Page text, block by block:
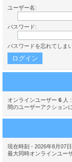
ユーザー名:
パスワード:
パスワードを忘れてしま
オンラインユーザー 6 人
間のユーザーアクション
現在時刻 - 2026年8月07
最大同時オンラインユー